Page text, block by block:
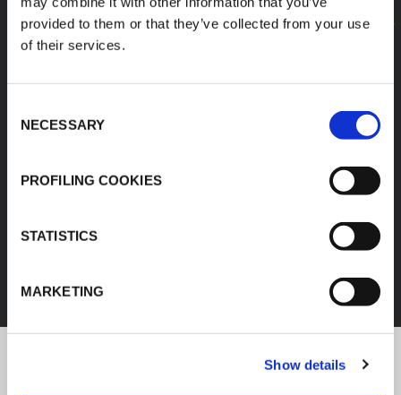
provided to them or that they’ve collected from your use
of their services.
Selection
NECESSARY
PROFILING COOKIES
STATISTICS
MARKETING
Show details
Najnowsze informacje